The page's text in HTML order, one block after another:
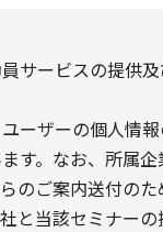
サービスの提供
ーザーの個人情
す。なお、所属
のご案内送付の
と当該セミナー